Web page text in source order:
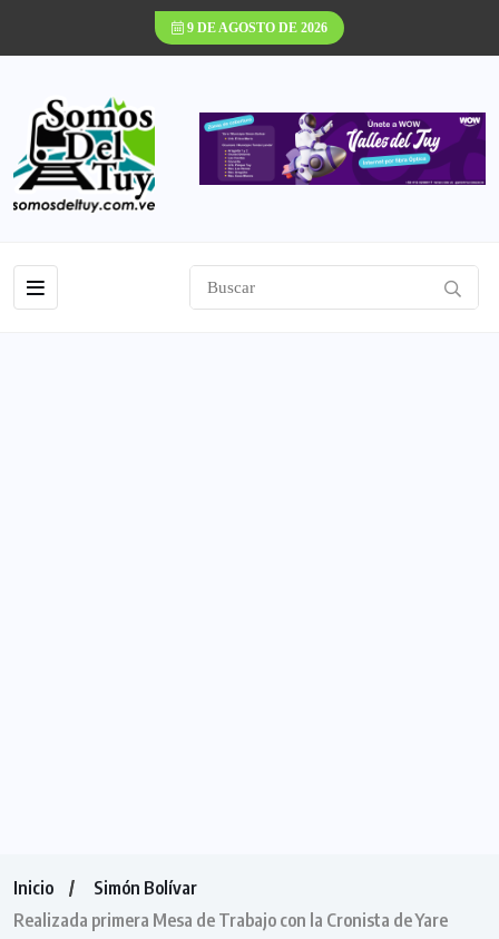
9 DE AGOSTO DE 2026
Inicio
Simón Bolívar
Realizada primera Mesa de Trabajo con la Cronista de Yare